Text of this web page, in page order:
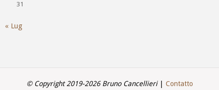
31
« Lug
© Copyright 2019-2026 Bruno Cancellieri| Contatto